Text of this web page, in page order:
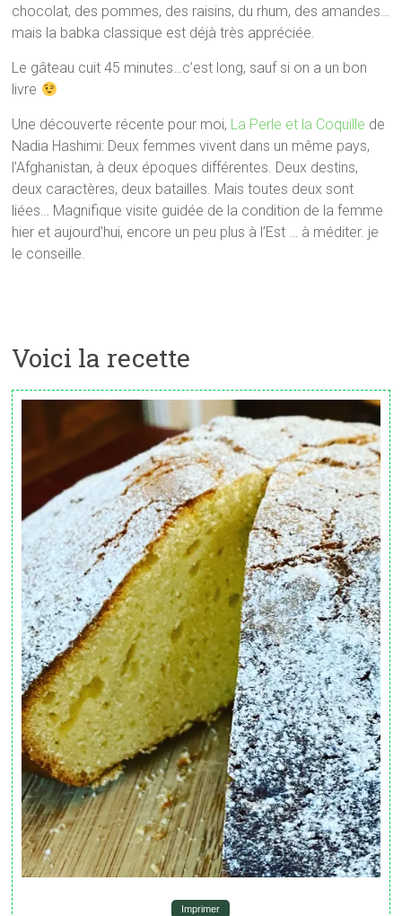
chocolat, des pommes, des raisins, du rhum, des amandes…
mais la babka classique est déjà très appréciée.
Le gâteau cuit 45 minutes…c’est long, sauf si on a un bon
livre
Une découverte récente pour moi, La Perle et la Coquille de
Nadia Hashimi: Deux femmes vivent dans un même pays,
l’Afghanistan, à deux époques différentes. Deux destins,
deux caractères, deux batailles. Mais toutes deux sont
liées… Magnifique visite guidée de la condition de la femme
hier et aujourd’hui, encore un peu plus à l’Est … à méditer. je
le conseille.
Voici la recette
Imprimer